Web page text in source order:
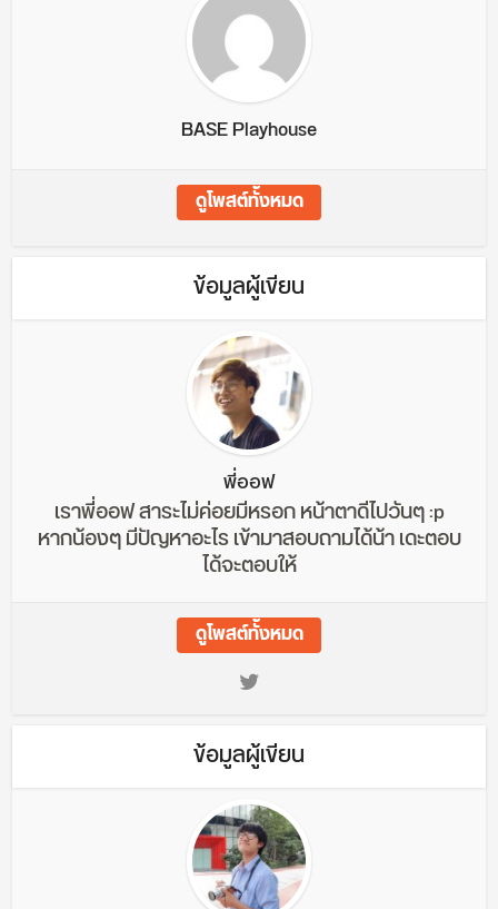
BASE Playhouse
ดูโพสต์ทั้งหมด
ข้อมูลผู้เขียน
พี่ออฟ
เราพี่ออฟ สาระไม่ค่อยมีหรอก หน้าตาดีไปวันๆ :p
หากน้องๆ มีปัญหาอะไร เข้ามาสอบถามได้น้า เดะตอบ
ได้จะตอบให้
ดูโพสต์ทั้งหมด
ข้อมูลผู้เขียน